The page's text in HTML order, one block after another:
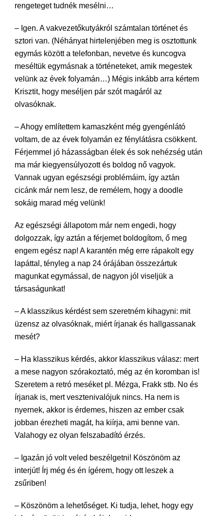
rengeteget tudnék mesélni…
– Igen. A vakvezetőkutyákról számtalan történet és
sztori van. (Néhányat hirtelenjében meg is osztottunk
egymás között a telefonban, nevetve és kuncogva
meséltük egymásnak a történeteket, amik megestek
velünk az évek folyamán…) Mégis inkább arra kértem
Krisztit, hogy meséljen pár szót magáról az
olvasóknak.
– Ahogy említettem kamaszként még gyengénlátó
voltam, de az évek folyamán ez fénylátásra csökkent.
Férjemmel jó házasságban élek és sok nehézség után
ma már kiegyensúlyozott és boldog nő vagyok.
Vannak ugyan egészségi problémáim, így aztán
cicánk már nem lesz, de remélem, hogy a doodle
sokáig marad még velünk!
Az egészségi állapotom már nem engedi, hogy
dolgozzak, így aztán a férjemet boldogítom, ő meg
engem egész nap! A karantén még erre rápakolt egy
lapáttal, tényleg a nap 24 órájában összezártuk
magunkat egymással, de nagyon jól viseljük a
társaságunkat!
– A klasszikus kérdést sem szeretném kihagyni: mit
üzensz az olvasóknak, miért írjanak és hallgassanak
mesét?
– Ha klasszikus kérdés, akkor klasszikus válasz: mert
a mese nagyon szórakoztató, még az én koromban is!
Szeretem a retró meséket pl. Mézga, Frakk stb. No és
írjanak is, mert vesztenivalójuk nincs. Ha nem is
nyernek, akkor is érdemes, hiszen az ember csak
jobban érezheti magát, ha kiírja, ami benne van.
Valahogy ez olyan felszabadító érzés.
– Igazán jó volt veled beszélgetni! Köszönöm az
interjút! Írj még és én ígérem, hogy ott leszek a
zsűriben!
– Köszönöm a lehetőséget. Ki tudja, lehet, hogy egy